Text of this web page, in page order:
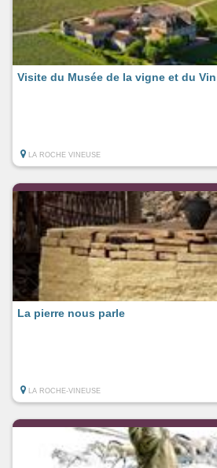
Visite du Musée de la vigne et du Vin
LA ROCHE VINEUSE
La pierre nous parle
LA ROCHE-VINEUSE